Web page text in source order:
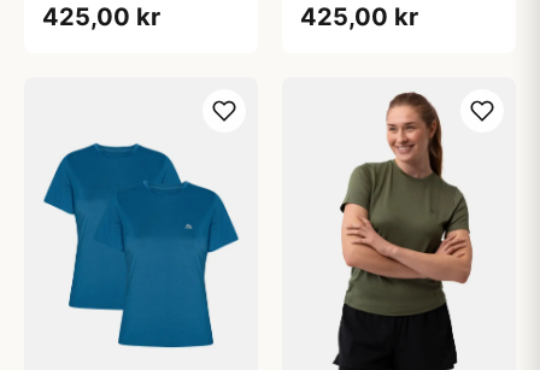
Lyseblå, 2-Pak
425,00 kr
Lyseblå, 2-Pak
425,00 kr